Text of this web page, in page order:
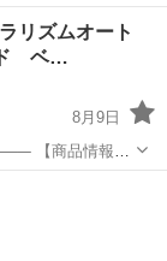
ブトムシ各種♂♀
り引き日時合わ
リズムオート
ド ベ…
8月9日
報】
品